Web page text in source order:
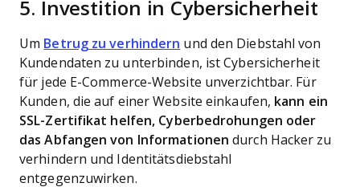
5. Investition in Cybersicherheit
Um Betrug zu verhindern und den Diebstahl von
Kundendaten zu unterbinden, ist Cybersicherheit
für jede E-Commerce-Website unverzichtbar. Für
Kunden, die auf einer Website einkaufen, kann ein
SSL-Zertifikat helfen, Cyberbedrohungen oder
das Abfangen von Informationen durch Hacker zu
verhindern und Identitätsdiebstahl
entgegenzuwirken.